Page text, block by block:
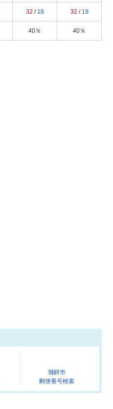
32 / 18 32 / 19
40％ 40％
飛騨市
郵便番号検索